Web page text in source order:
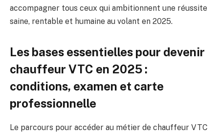
accompagner tous ceux qui ambitionnent une réussite
saine, rentable et humaine au volant en 2025.
Les bases essentielles pour devenir
chauffeur VTC en 2025 :
conditions, examen et carte
professionnelle
Le parcours pour accéder au métier de chauffeur VTC